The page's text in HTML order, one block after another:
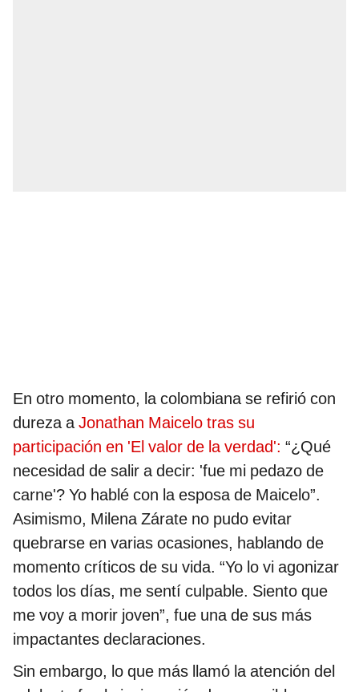
En otro momento, la colombiana se refirió con
dureza aJonathan Maicelo tras su
participación en 'El valor de la verdad': “¿Qué
necesidad de salir a decir: 'fue mi pedazo de
carne'? Yo hablé con la esposa de Maicelo”.
Asimismo, Milena Zárate no pudo evitar
quebrarse en varias ocasiones, hablando de
momento críticos de su vida. “Yo lo vi agonizar
todos los días, me sentí culpable. Siento que
me voy a morir joven”, fue una de sus más
impactantes declaraciones.
Sin embargo, lo que más llamó la atención del